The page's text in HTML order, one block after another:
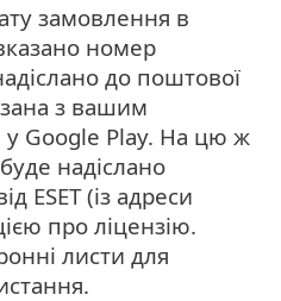
замовлення в
номер
до поштової
з вашим
у Google Play. На цю ж
надіслано
ESET (із адреси
про ліцензію.
листи для